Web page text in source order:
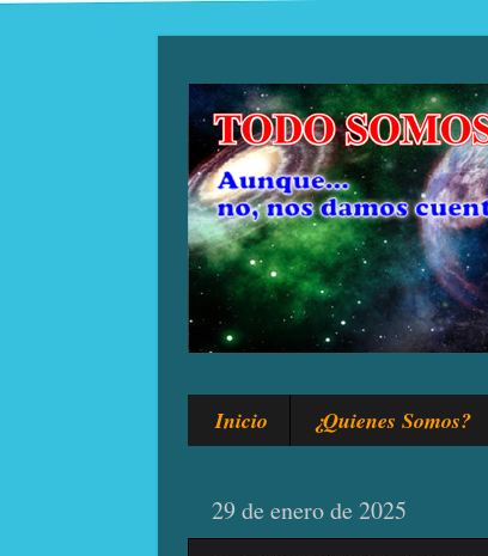
Inicio ¿Quienes Somos?
29 de enero de 2025